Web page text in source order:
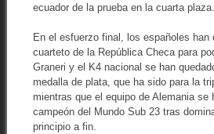
ecuador de la prueba en la cuarta
En el esfuerzo final, los españoles han
cuarteto de la República Checa para
Graneri y el K4 nacional se han
medalla de plata, que ha sido para la
mientras que el equipo de Alemania se
campeón del Mundo Sub 23 tras
principio a fin.